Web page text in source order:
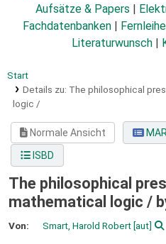
Aufsätze & Papers
Fachdatenbanken
Fernleihe
Literaturwunsch
Start
Details zu: The philosophical
logic /
Normale Ansicht
ISBD
The philosophical
mathematical logic /
Von: Smart, Harold Robert[aut]